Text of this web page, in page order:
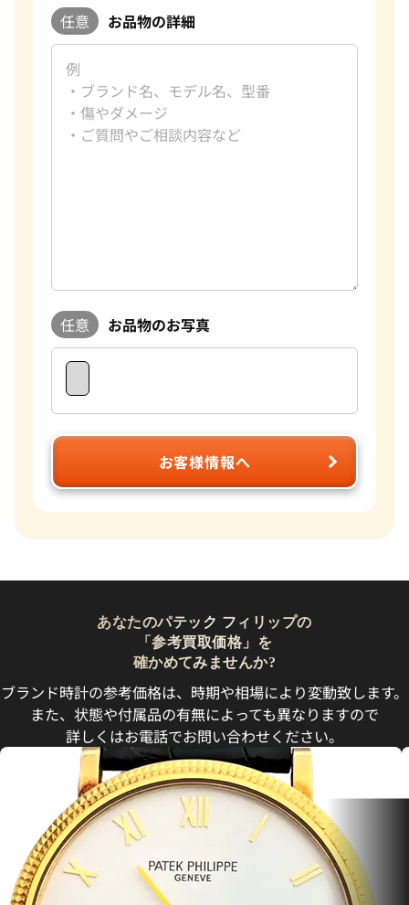
任意 お品物の詳細
任意 お品物のお写真
お客様情報へ
あなたのパテック フィリップの
「参考買取価格」を
確かめてみませんか?
ブランド時計の参考価格は、時期や相場により変動致します。
また、状態や付属品の有無によっても異なりますので
詳しくはお電話でお問い合わせください。